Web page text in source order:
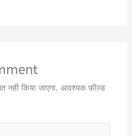
नहीं किया जाएगा. आवश्यक फ़ील्ड